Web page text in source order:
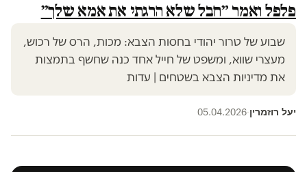
פלפל ואמר ״חבל שלא הרגתי את אמא שלך״
שבוע של טרור יהודי בחסות הצבא: מכות, הרס של רכוש,
מעצרי שווא, ומשפט של חייל אחד כנה שחשף בתמצות
את מדיניות הצבא בשטחים | עדות
יעל רוזמרין·
05.04.2026